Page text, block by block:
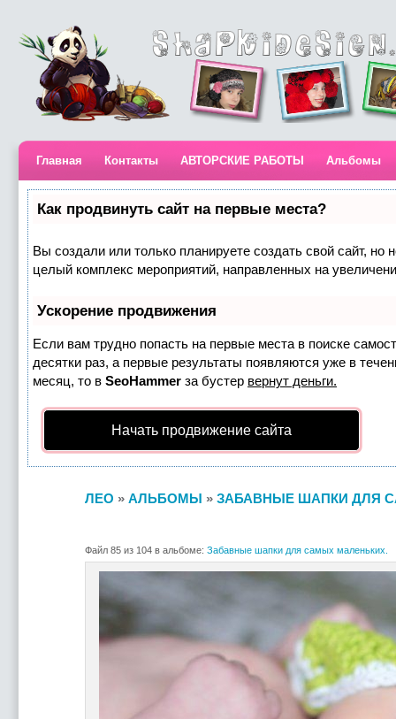
Главная Контакты АВТОРСКИЕ РАБОТЫ Альбомы
Как продвинуть сайт на первые места?
Вы создали или только планируете создать свой сайт, но
целый комплекс мероприятий, направленных на
Ускорение продвижения
Если вам трудно попасть на первые места в поиске
десятки раз, а первые результаты появляются уже в
месяц, то в SeoHammer за бустер вернут деньги.
Начать продвижение сайта
ЛЕО » АЛЬБОМЫ » ЗАБАВНЫЕ ШАПКИ ДЛЯ
Файл 85 из 104 в альбоме: Забавные шапки для самых маленьких.